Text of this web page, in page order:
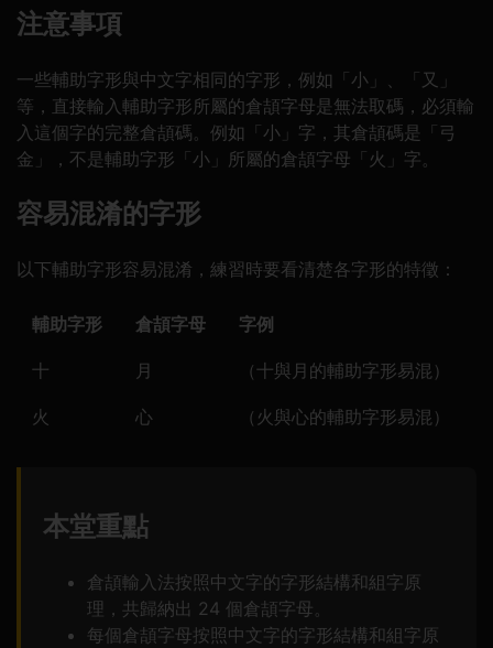
注意事項
一些輔助字形與中文字相同的字形，例如「小」、「又」
等，直接輸入輔助字形所屬的倉頡字母是無法取碼，必須輸
入這個字的完整倉頡碼。例如「小」字，其倉頡碼是「弓
金」，不是輔助字形「小」所屬的倉頡字母「火」字。
容易混淆的字形
以下輔助字形容易混淆，練習時要看清楚各字形的特徵：
輔助字形 倉頡字母 字例
十 月 （十與月的輔助字形易混）
火 心 （火與心的輔助字形易混）
本堂重點
倉頡輸入法按照中文字的字形結構和組字原
理，共歸納出 24 個倉頡字母。
每個倉頡字母按照中文字的字形結構和組字原